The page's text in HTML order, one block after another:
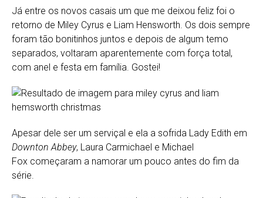
Já entre os novos casais um que me deixou feliz foi o
retorno de Miley Cyrus e Liam Hensworth. Os dois sempre
foram tão bonitinhos juntos e depois de algum temo
separados, voltaram aparentemente com força total,
com anel e festa em família. Gostei!
Apesar dele ser um serviçal e ela a sofrida Lady Edith em
Downton Abbey, Laura Carmichael e Michael
Fox começaram a namorar um pouco antes do fim da
série.